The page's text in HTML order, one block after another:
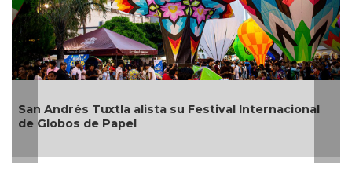
su Festival Internacional ¿Con o sin espuma?